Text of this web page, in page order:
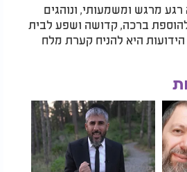
מרגש ומשמעותי, ונוהגים
להוספת ברכה, קדושה ושפע לבית
היא להניח קערת מלח